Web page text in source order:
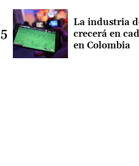
La industria
crecerá en
en Colombia